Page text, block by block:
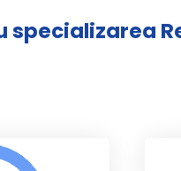
specializarea